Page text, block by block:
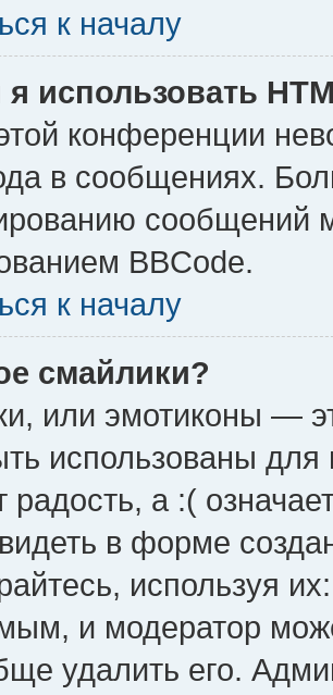
к началу
использовать
конференции
в сообщениях.
сообщений
BBCode.
к началу
смайлики?
или эмотиконы —
использованы
радость, а :(
в форме
используя
и модератор
удалить его.